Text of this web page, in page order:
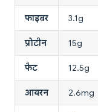
फाइबर 3.1g
प्रोटीन 15g
फैट 12.5g
आयरन 2.6mg